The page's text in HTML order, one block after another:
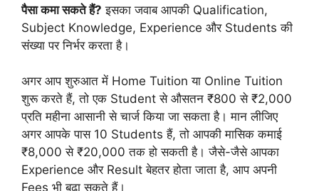
पैसा कमा सकते हैं? इसका जवाब आपकी Qualification,
Subject Knowledge, Experience और Students की
संख्या पर निर्भर करता है।
अगर आप शुरुआत में Home Tuition या Online Tuition
शुरू करते हैं, तो एक Student से औसतन ₹800 से ₹2,000
प्रति महीना आसानी से चार्ज किया जा सकता है। मान लीजिए
अगर आपके पास 10 Students हैं, तो आपकी मासिक कमाई
₹8,000 से ₹20,000 तक हो सकती है। जैसे-जैसे आपका
Experience और Result बेहतर होता जाता है, आप अपनी
Fees भी बढ़ा सकते हैं।